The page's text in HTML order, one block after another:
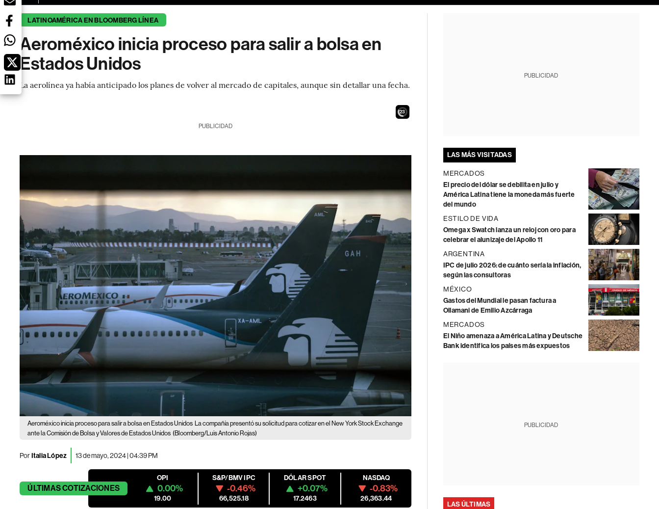
LATINOAMÉRICA EN BLOOMBERG LÍNEA
Aeroméxico inicia proceso para salir a bolsa en
Estados Unidos
La aerolínea ya había anticipado los planes de volver al mercado de capitales, aunque sin detallar una fecha.
21
PUBLICIDAD
Aeroméxico inicia proceso para salir a bolsa en Estados Unidos La compañía presentó su solicitud para cotizar en el New York Stock Exchange
ante la Comisión de Bolsa y Valores de Estados Unidos (Bloomberg/Luis Antonio Rojas)
PorItalia López 13 de mayo, 2024 | 04:39 PM
ÚLTIMASCOTIZACIONES
OPI
0.00%
19.00
S&P/BMV IPC
-0.46%
66,525.18
DÓLAR SPOT
+0.07%
17.2463
NASDAQ
-0.83%
26,363.44
PUBLICIDAD
LAS MÁS VISITADAS
MERCADOS
El precio del dólar se debilita en julio y
América Latina tiene la moneda más fuerte
del mundo
ESTILO DE VIDA
Omega x Swatch lanza un reloj con oro para
celebrar el alunizaje del Apollo 11
ARGENTINA
IPC de julio 2026: de cuánto sería la inflación,
según las consultoras
MÉXICO
Gastos del Mundial le pasan factura a
Ollamani de Emilio Azcárraga
MERCADOS
El Niño amenaza a América Latina y Deutsche
Bank identifica los países más expuestos
PUBLICIDAD
LAS ÚLTIMAS